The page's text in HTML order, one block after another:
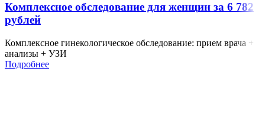
Комплексное обследование для женщин за 6 782
рублей
Комплексное гинекологическое обследование: прием врача +
анализы + УЗИ
Подробнее